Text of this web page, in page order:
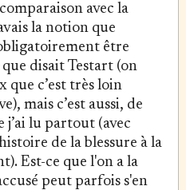
avec la
la notion que
être
que disait Testart (on
que c’est très loin
mais c’est aussi, de
j’ai lu partout (avec
de la blessure à la
Est-ce que l'on a la
peut parfois s'en